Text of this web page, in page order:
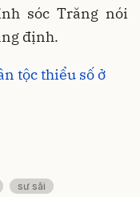
sóc Trăng nói
định.
tộc thiểu số ở
sư sãi